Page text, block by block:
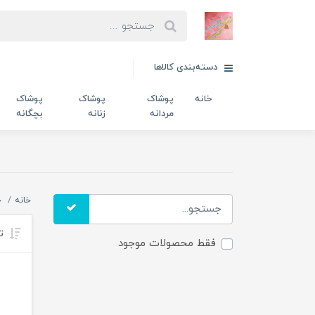
دسته‌بندی کالاها
خانه
پوشاک
مردانه
پوشاک
زنانه
پوشاک
بچگانه
فقط محصولات موجود
خانه